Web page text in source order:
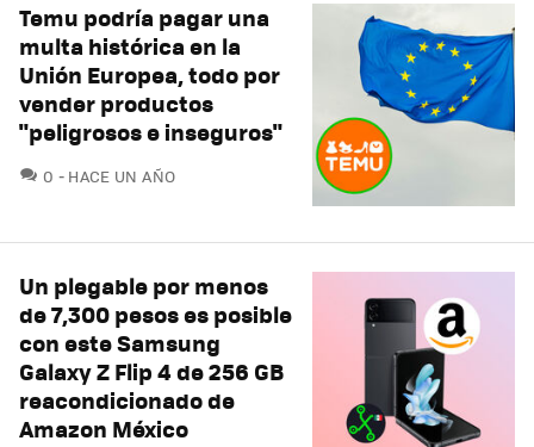
Temu podría pagar una
multa histórica en la
Unión Europea, todo por
vender productos
"peligrosos e inseguros"
0 COMENTARIOS
HACE UN AÑO
Un plegable por menos
de 7,300 pesos es posible
con este Samsung
Galaxy Z Flip 4 de 256 GB
reacondicionado de
Amazon México